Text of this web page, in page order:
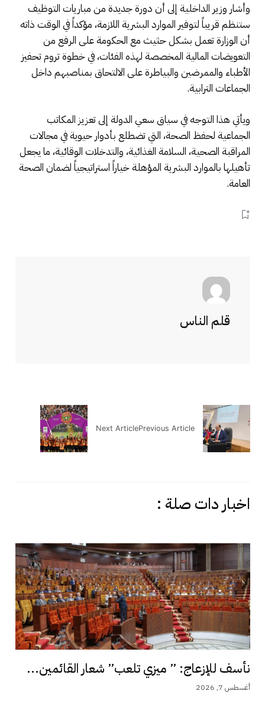
وأشار وزير الداخلية إلى أن دورة جديدة من مباريات التوظيف
ستنظم قريباً لتوفير الموارد البشرية اللازمة، مؤكداً في الوقت ذاته
أن الوزارة تعمل بشكل حثيث مع الحكومة على الرفع من
التعويضات المالية المخصصة لهذه الفئات، في خطوة تروم تحفيز
الأطباء والممرضين والبياطرة على الالتحاق بمناصبهم داخل
الجماعات الترابية.
ويأتي هذا التوجه في سياق سعي الدولة إلى تعزيز المكاتب
الجماعية لحفظ الصحة، التي تضطلع بأدوار حيوية في مجالات
المراقبة الصحية، السلامة الغذائية، والتدخلات الوقائية، ما يجعل
تأهيلها بالموارد البشرية المؤهلة خياراً استراتيجياً لضمان الصحة
العامة.
قلم الناس
Previous Article
Next Article
اخبار دات صلة :
نأسف للإزعاج: ” ميزي تلعب” شعار القائمين...
أغسطس 7, 2026